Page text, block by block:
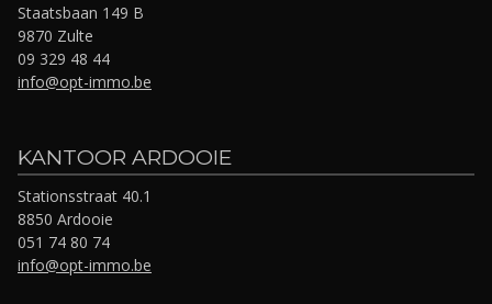
Staatsbaan 149 B
9870 Zulte
09 329 48 44
info@opt-immo.be
KANTOOR ARDOOIE
Stationsstraat 40.1
8850 Ardooie
051 74 80 74
info@opt-immo.be